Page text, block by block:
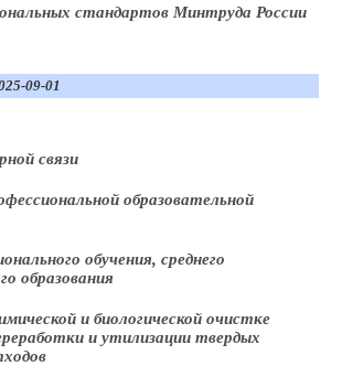
стандартов Минтруда России
09-01
связи
образовательной
обучения, среднего
образования
и биологической очистке
и утилизации твердых